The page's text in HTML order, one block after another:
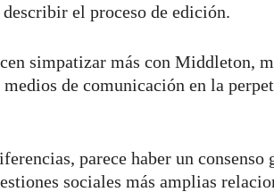
el proceso de edición.
simpatizar más con Middleton,
de comunicación en la
parece haber un consenso
sociales más amplias